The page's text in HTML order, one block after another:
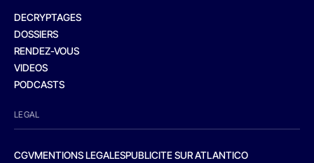
DECRYPTAGES
DOSSIERS
RENDEZ-VOUS
VIDEOS
PODCASTS
LEGAL
CGVMENTIONS LEGALESPUBLICITE SUR ATLANTICO